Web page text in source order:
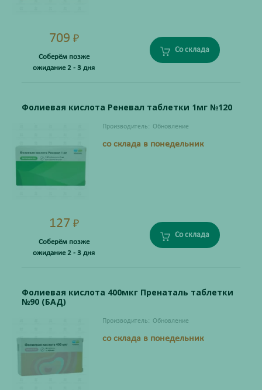
709 ₽
Соберём позже
ожидание 2 - 3 дня
Со склада
Фолиевая кислота Реневал таблетки 1мг №120
Производитель: Обновление
со склада в понедельник
127 ₽
Соберём позже
ожидание 2 - 3 дня
Со склада
Фолиевая кислота 400мкг Пренаталь таблетки
№90 (БАД)
Производитель: Обновление
со склада в понедельник